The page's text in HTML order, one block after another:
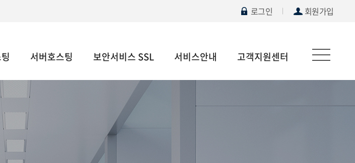
로그인 회원가입
서버호스팅 보안서비스 SSL 서비스안내 고객지원센터